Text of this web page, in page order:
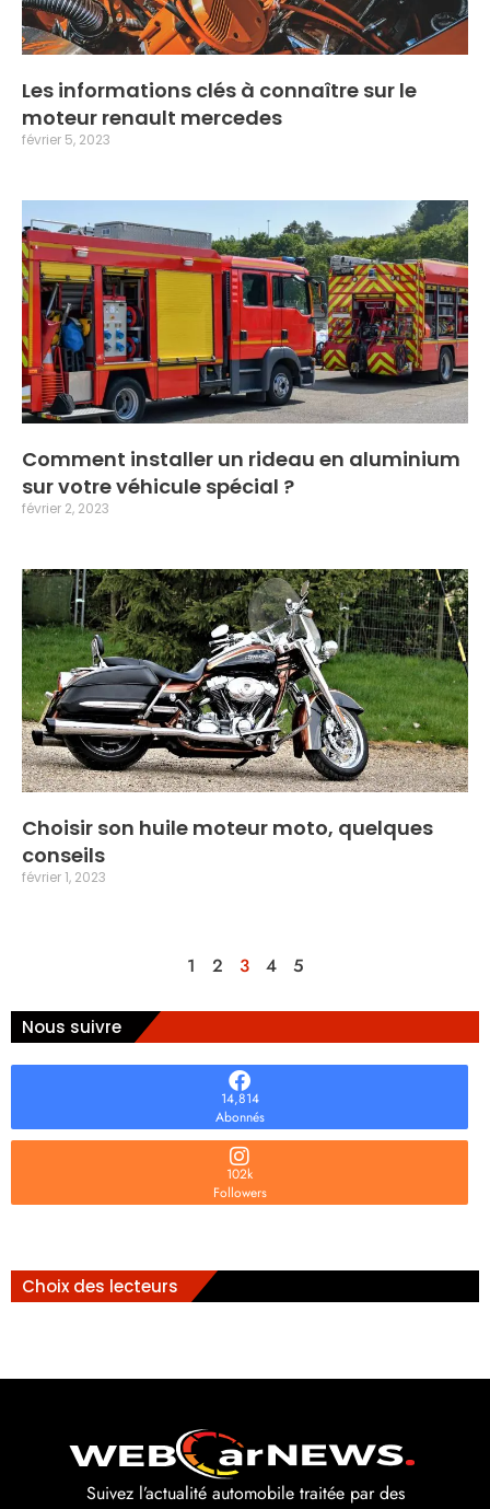
Les informations clés à connaître sur le
moteur renault mercedes
février 5, 2023
Comment installer un rideau en aluminium
sur votre véhicule spécial ?
février 2, 2023
Choisir son huile moteur moto, quelques
conseils
février 1, 2023
1 2 3 4 5
Nous suivre
14,814
Abonnés
102k
Followers
Choix des lecteurs
Suivez l’actualité automobile traitée par des